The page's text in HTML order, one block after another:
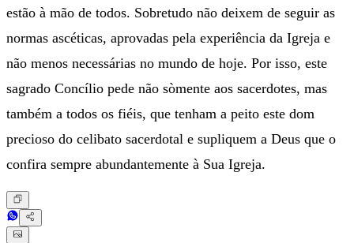
estão à mão de todos. Sobretudo não deixem de seguir as
normas ascéticas, aprovadas pela experiência da Igreja e
não menos necessárias no mundo de hoje. Por isso, este
sagrado Concílio pede não sòmente aos sacerdotes, mas
também a todos os fiéis, que tenham a peito este dom
precioso do celibato sacerdotal e supliquem a Deus que o
confira sempre abundantemente à Sua Igreja.